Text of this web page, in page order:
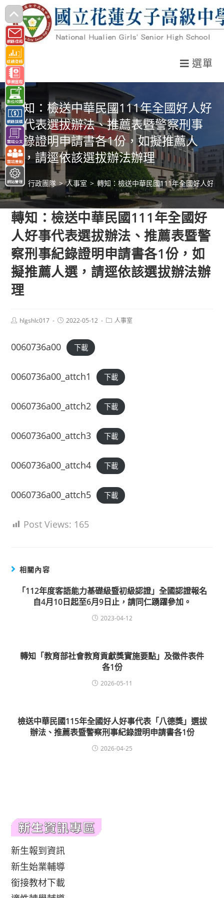
跳
轉
至
主
要
內
容
選單
轉知：檢送中華民國111年全國好人好
事代表選拔辦法、推薦表暨警察刑事
紀錄證明申請書各1份，如擬推薦人
選，請逕依該選拔辦法辦理
> 行政團隊 > 人事室 > 轉知：檢送中華民國111年全國好人好
轉知：檢送中華民國111年全國好
人好事代表選拔辦法、推薦表暨警
察刑事紀錄證明申請書各1份，如
擬推薦人選，請逕依該選拔辦法辦
理
Posthlgshlc017
Post2022-05-12
Post人事室
0060736a00 下載
0060736a00_attch1 下載
0060736a00_attch2 下載
0060736a00_attch3 下載
0060736a00_attch4 下載
0060736a00_attch5 下載
Post Views: 165
相關內容
「112年度客語能力基礎級暨初級認證」全國認證報名
自4月10日起至6月9日止，請同仁踴躍參加。
2023-04-12
轉知「教育部社會教育貢獻獎實施要點」及徵件表件
各1份
2026-05-11
檢送中華民國115年全國好人好事代表「八德獎」選拔
辦法、推薦表暨警察刑事紀錄證明申請書各1份
2026-04-25
新生報到資訊
新生始業輔導
銜接教材下載